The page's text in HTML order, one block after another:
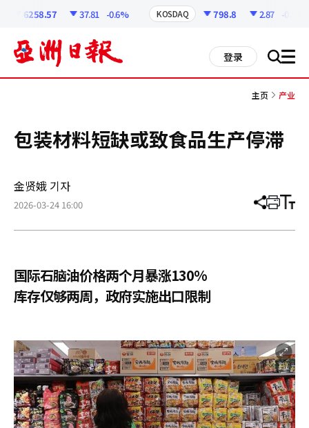
6258.57 37.81 -0.6% KOSDAQ 798.8 2.87 -0.36%
登录 搜 all
主页 产业
包装材料短缺或致食品生产停滞
金贤娥 기자
2026-03-24 16:00 分
章
打 调
小
国际石脑油价格两个月暴涨130%
库存仅够两周，政府实施出口限制